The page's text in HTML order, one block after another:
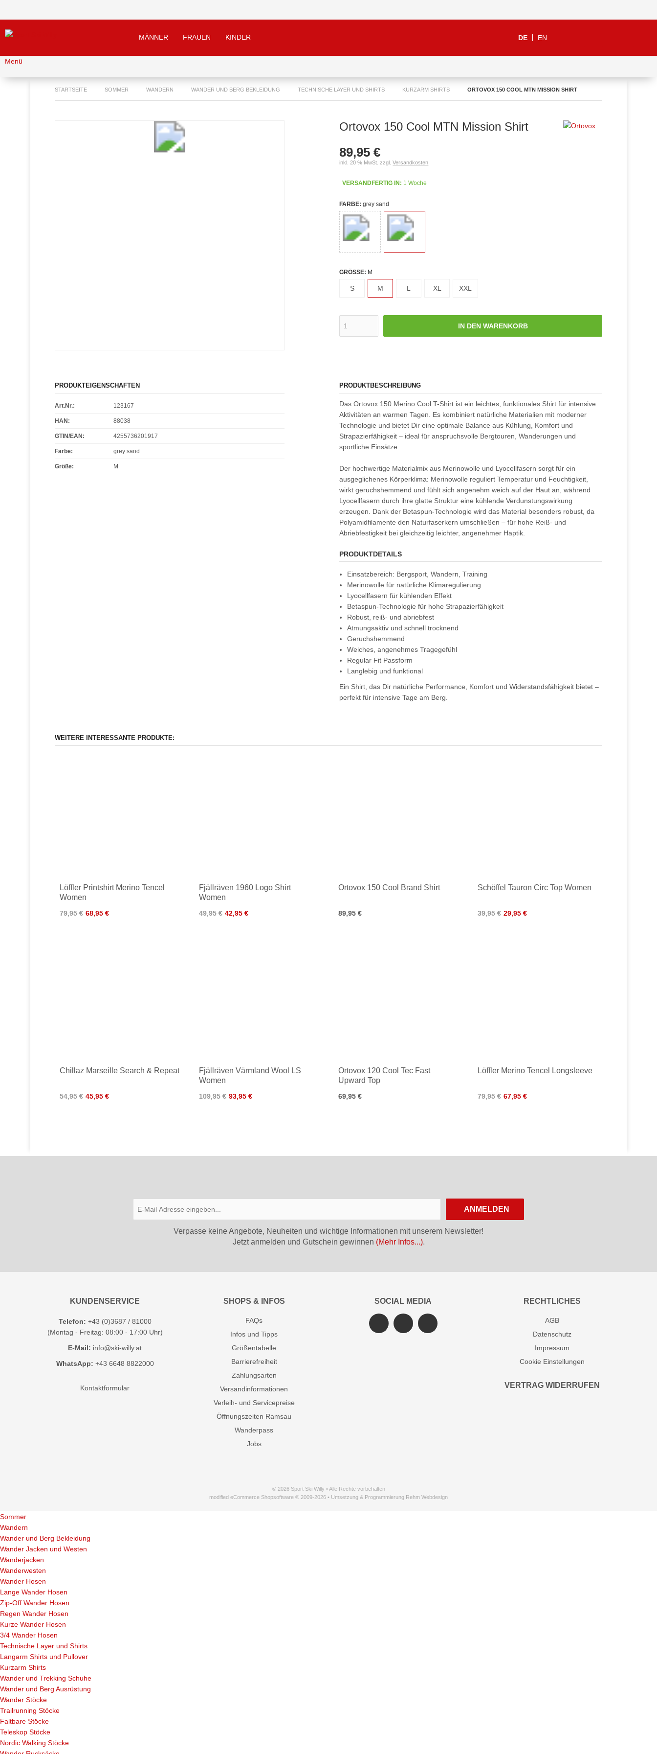
MÄNNER FRAUEN KINDER DE EN
Menü
STARTSEITE SOMMER WANDERN WANDER UND BERG BEKLEIDUNG TECHNISCHE LAYER UND SHIRTS KURZARM SHIRTS ORTOVOX 150 COOL MTN MISSION SHIRT
Ortovox 150 Cool MTN Mission Shirt
89,95 €
inkl. 20 % MwSt. zzgl.Versandkosten
VERSANDFERTIG IN: 1 Woche
FARBE: grey sand
GRÖSSE: M
S M L XL XXL
IN DEN WARENKORB
PRODUKTEIGENSCHAFTEN
Art.Nr.: 123167
HAN: 88038
GTIN/EAN: 4255736201917
Farbe: grey sand
Größe: M
PRODUKTBESCHREIBUNG
Das Ortovox 150 Merino Cool T-Shirt ist ein leichtes, funktionales Shirt für intensive
Aktivitäten an warmen Tagen. Es kombiniert natürliche Materialien mit moderner
Technologie und bietet Dir eine optimale Balance aus Kühlung, Komfort und
Strapazierfähigkeit – ideal für anspruchsvolle Bergtouren, Wanderungen und
sportliche Einsätze.
Der hochwertige Materialmix aus Merinowolle und Lyocellfasern sorgt für ein
ausgeglichenes Körperklima: Merinowolle reguliert Temperatur und Feuchtigkeit,
wirkt geruchshemmend und fühlt sich angenehm weich auf der Haut an, während
Lyocellfasern durch ihre glatte Struktur eine kühlende Verdunstungswirkung
erzeugen. Dank der Betaspun-Technologie wird das Material besonders robust, da
Polyamidfilamente den Naturfaserkern umschließen – für hohe Reiß- und
Abriebfestigkeit bei gleichzeitig leichter, angenehmer Haptik.
PRODUKTDETAILS
Einsatzbereich: Bergsport, Wandern, Training
Merinowolle für natürliche Klimaregulierung
Lyocellfasern für kühlenden Effekt
Betaspun-Technologie für hohe Strapazierfähigkeit
Robust, reiß- und abriebfest
Atmungsaktiv und schnell trocknend
Geruchshemmend
Weiches, angenehmes Tragegefühl
Regular Fit Passform
Langlebig und funktional
Ein Shirt, das Dir natürliche Performance, Komfort und Widerstandsfähigkeit bietet –
perfekt für intensive Tage am Berg.
WEITERE INTERESSANTE PRODUKTE:
Löffler Printshirt Merino Tencel
Women
79,95 € 68,95 €
Fjällräven 1960 Logo Shirt
Women
49,95 € 42,95 €
Ortovox 150 Cool Brand Shirt
89,95 €
Schöffel Tauron Circ Top Women
39,95 € 29,95 €
Chillaz Marseille Search & Repeat
54,95 € 45,95 €
Fjällräven Värmland Wool LS
Women
109,95 € 93,95 €
Ortovox 120 Cool Tec Fast
Upward Top
69,95 €
Löffler Merino Tencel Longsleeve
79,95 € 67,95 €
ANMELDEN
Verpasse keine Angebote, Neuheiten und wichtige Informationen mit unserem Newsletter!
Jetzt anmelden und Gutschein gewinnen (Mehr Infos...).
KUNDENSERVICE
Telefon: +43 (0)3687 / 81000
(Montag - Freitag: 08:00 - 17:00 Uhr)
E-Mail: info@ski-willy.at
WhatsApp: +43 6648 8822000
Kontaktformular
SHOPS & INFOS
FAQs
Infos und Tipps
Größentabelle
Barrierefreiheit
Zahlungsarten
Versandinformationen
Verleih- und Servicepreise
Öffnungszeiten Ramsau
Wanderpass
Jobs
SOCIAL MEDIA RECHTLICHES
AGB
Datenschutz
Impressum
Cookie Einstellungen
VERTRAG WIDERRUFEN
© 2026 Sport Ski Willy • Alle Rechte vorbehalten
modified eCommerce Shopsoftware © 2009-2026 • Umsetzung & Programmierung Rehm Webdesign
Sommer
Wandern
Wander und Berg Bekleidung
Wander Jacken und Westen
Wanderjacken
Wanderwesten
Wander Hosen
Lange Wander Hosen
Zip-Off Wander Hosen
Regen Wander Hosen
Kurze Wander Hosen
3/4 Wander Hosen
Technische Layer und Shirts
Langarm Shirts und Pullover
Kurzarm Shirts
Wander und Trekking Schuhe
Wander und Berg Ausrüstung
Wander Stöcke
Trailrunning Stöcke
Faltbare Stöcke
Teleskop Stöcke
Nordic Walking Stöcke